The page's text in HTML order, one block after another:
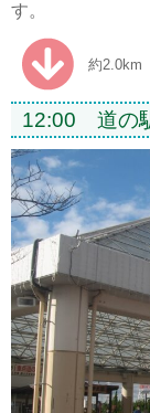
す。
約2.0km
12:00 道の